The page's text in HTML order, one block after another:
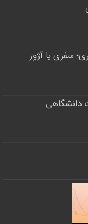
سفری با آژور
دانشگاهی